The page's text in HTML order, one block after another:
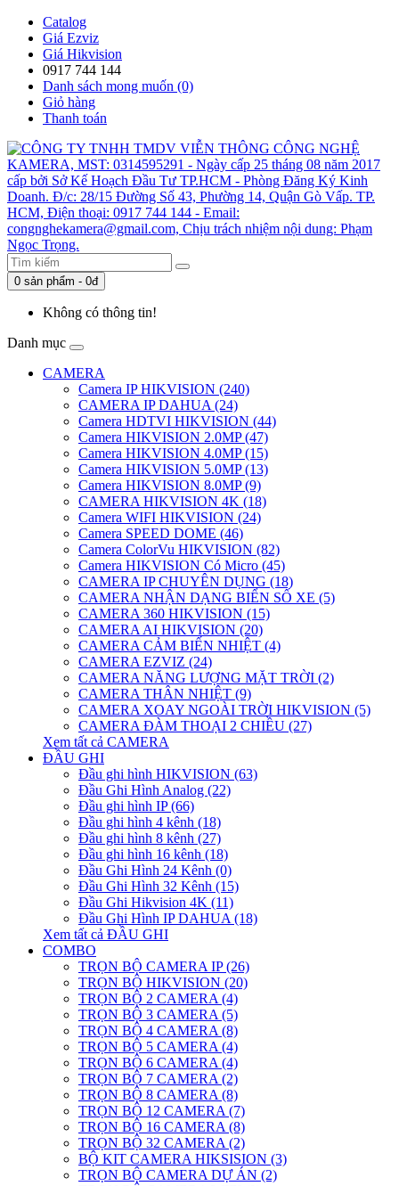
Catalog
Giá Ezviz
Giá Hikvision
0917 744 144
Danh sách mong muốn (0)
Giỏ hàng
Thanh toán
0 sản phẩm - 0đ
Không có thông tin!
Danh mục
CAMERA
Camera IP HIKVISION (240)
CAMERA IP DAHUA (24)
Camera HDTVI HIKVISION (44)
Camera HIKVISION 2.0MP (47)
Camera HIKVISION 4.0MP (15)
Camera HIKVISION 5.0MP (13)
Camera HIKVISION 8.0MP (9)
CAMERA HIKVISION 4K (18)
Camera WIFI HIKVISION (24)
Camera SPEED DOME (46)
Camera ColorVu HIKVISION (82)
Camera HIKVISION Có Micro (45)
CAMERA IP CHUYÊN DỤNG (18)
CAMERA NHẬN DẠNG BIỂN SỐ XE (5)
CAMERA 360 HIKVISION (15)
CAMERA AI HIKVISION (20)
CAMERA CẢM BIẾN NHIỆT (4)
CAMERA EZVIZ (24)
CAMERA NĂNG LƯỢNG MẶT TRỜI (2)
CAMERA THÂN NHIỆT (9)
CAMERA XOAY NGOÀI TRỜI HIKVISION (5)
CAMERA ĐÀM THOẠI 2 CHIỀU (27)
Xem tất cả CAMERA
ĐẦU GHI
Đầu ghi hình HIKVISION (63)
Đầu Ghi Hình Analog (22)
Đầu ghi hình IP (66)
Đầu ghi hình 4 kênh (18)
Đầu ghi hình 8 kênh (27)
Đầu ghi hình 16 kênh (18)
Đầu Ghi Hình 24 Kênh (0)
Đầu Ghi Hình 32 Kênh (15)
Đầu Ghi Hikvision 4K (11)
Đầu Ghi Hình IP DAHUA (18)
Xem tất cả ĐẦU GHI
COMBO
TRỌN BỘ CAMERA IP (26)
TRỌN BỘ HIKVISION (20)
TRỌN BỘ 2 CAMERA (4)
TRỌN BỘ 3 CAMERA (5)
TRỌN BỘ 4 CAMERA (8)
TRỌN BỘ 5 CAMERA (4)
TRỌN BỘ 6 CAMERA (4)
TRỌN BỘ 7 CAMERA (2)
TRỌN BỘ 8 CAMERA (8)
TRỌN BỘ 12 CAMERA (7)
TRỌN BỘ 16 CAMERA (8)
TRỌN BỘ 32 CAMERA (2)
BỘ KIT CAMERA HIKSISION (3)
TRỌN BỘ CAMERA DỰ ÁN (2)